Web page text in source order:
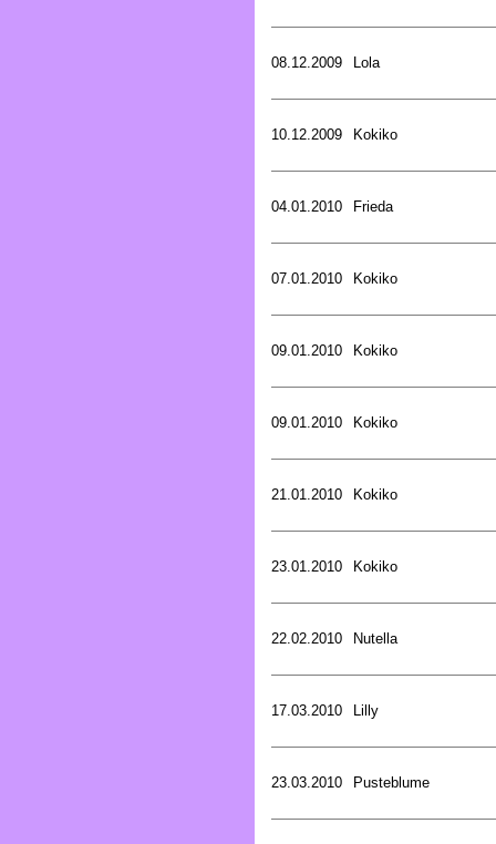
08.12.2009 Lola
10.12.2009 Kokiko
04.01.2010 Frieda
07.01.2010 Kokiko
09.01.2010 Kokiko
09.01.2010 Kokiko
21.01.2010 Kokiko
23.01.2010 Kokiko
22.02.2010 Nutella
17.03.2010 Lilly
23.03.2010 Pusteblume